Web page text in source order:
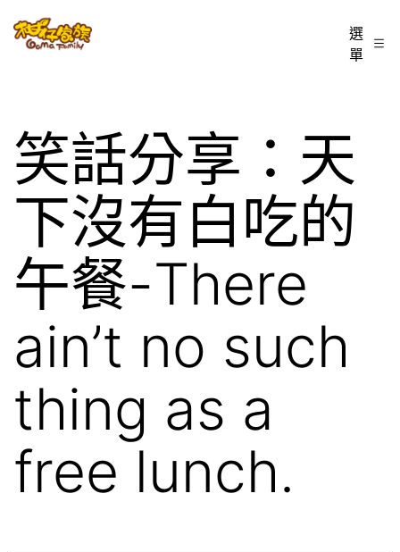
至
容
柑
族
BLOG
選
單
笑話分享：天
下沒有白吃的
午餐-There
ain’t no such
thing as a
free lunch.